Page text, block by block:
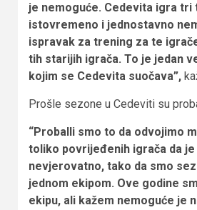
je nemoguće. Cedevita igra tri
istovremeno i jednostavno
ispravak za trening za te
tih starijih igrača. To je jedan
kojim se Cedevita suočava”,
Prošle sezone u Cedeviti su
“Proballi smo to da odvojimo
toliko povrijeđenih igrača da
nevjerovatno, tako da smo
jednom ekipom. Ove godine
ekipu, ali kažem nemoguće je